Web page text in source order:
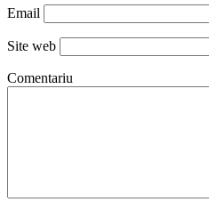
Email
Site web
Comentariu